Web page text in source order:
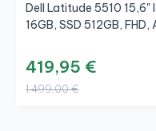
Dell Latitude 5510 15,6"
16GB, SSD 512GB, FHD,
419,95 €
1.499,00 €